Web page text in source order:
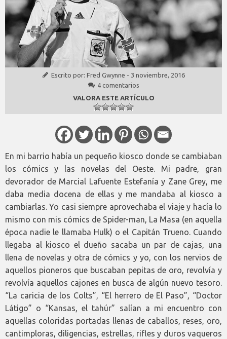
Escrito por: Fred Gwynne - 3 noviembre, 2016
4 comentarios
VALORA ESTE ARTÍCULO
En mi barrio había un pequeño kiosco donde se cambiaban
los cómics y las novelas del Oeste. Mi padre, gran
devorador de Marcial Lafuente Estefanía y Zane Grey, me
daba media docena de ellas y me mandaba al kiosco a
cambiarlas. Yo casi siempre aprovechaba el viaje y hacía lo
mismo con mis cómics de Spider-man, La Masa (en aquella
época nadie le llamaba Hulk) o el Capitán Trueno. Cuando
llegaba al kiosco el dueño sacaba un par de cajas, una
llena de novelas y otra de cómics y yo, con los nervios de
aquellos pioneros que buscaban pepitas de oro, revolvía y
revolvía aquellos cajones en busca de algún nuevo tesoro.
“La caricia de los Colts”, “El herrero de El Paso”, “Doctor
Látigo” o “Kansas, el tahúr” salían a mi encuentro con
aquellas coloridas portadas llenas de caballos, reses, oro,
cantimploras, diligencias, estrellas, rifles y duros vaqueros